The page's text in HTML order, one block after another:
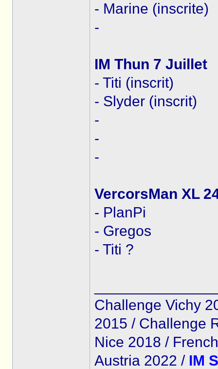
- Marine (inscrite)
-
IM Thun 7 Juillet
- Titi (inscrit)
- Slyder (inscrit)
-
-
-
VercorsMan XL
- PlanPi
- Gregos
- Titi ?
Challenge Vichy
2015 / Challenge
Nice 2018 /
Austria 2022 / IM